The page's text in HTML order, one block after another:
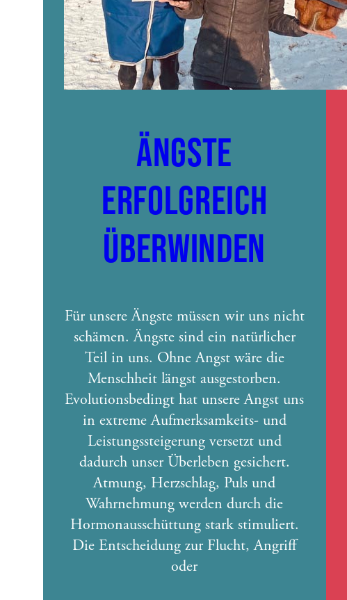
ÄNGSTE
ERFOLGREICH
ÜBERWINDEN
Für unsere Ängste müssen wir uns nicht
schämen. Ängste sind ein natürlicher
Teil in uns. Ohne Angst wäre die
Menschheit längst ausgestorben.
Evolutionsbedingt hat unsere Angst uns
in extreme Aufmerksamkeits- und
Leistungssteigerung versetzt und
dadurch unser Überleben gesichert.
Atmung, Herzschlag, Puls und
Wahrnehmung werden durch die
Hormonausschüttung stark stimuliert.
Die Entscheidung zur Flucht, Angriff
oder